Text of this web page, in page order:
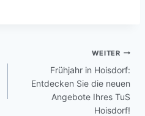
WEITER
Frühjahr in Hoisdorf:
Entdecken Sie die neuen
Angebote Ihres TuS
Hoisdorf!